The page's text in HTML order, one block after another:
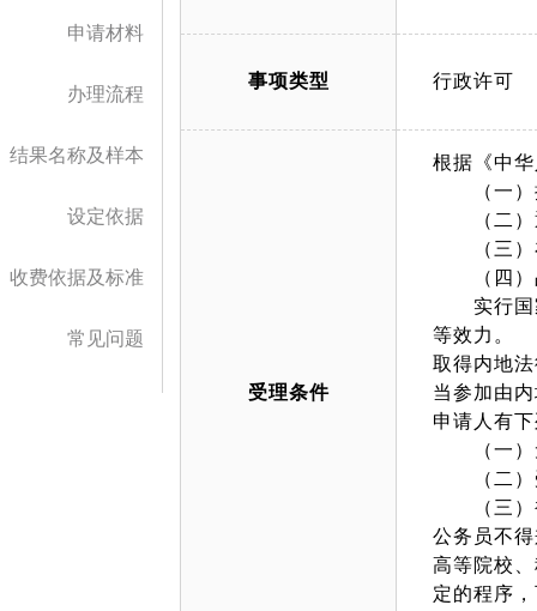
申请材料
办理流程
结果名称及样本
设定依据
收费依据及标准
常见问题
事项类型 行政许可
受理条件
根据《中
（一）
（二）通
（三）
（四）
实行国家
等效力。
取得内地
当参加由
申请人有
（一）无
（二）受
（三）被
公务员不
高等院校
定的程序